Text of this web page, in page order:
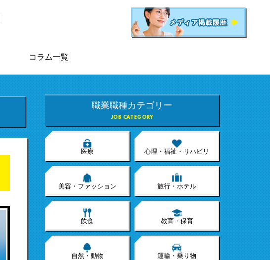
コラム一覧
職業職種カテゴリー
JOB CATEGORY
医療 心理・福祉・リハビリ
美容・ファッション 旅行・ホテル
飲食 教育・保育
自然・動物 運輸・乗り物